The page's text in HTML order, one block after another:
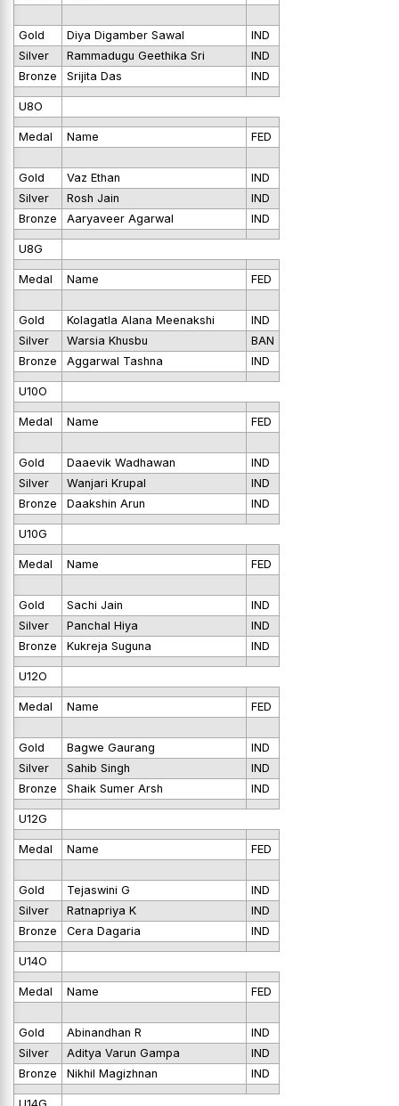
Gold Diya Digamber Sawal
IND
Silver
Rammadugu Geethika Sri
IND
Bronze
Srijita Das IND
U8O
Medal Name FED
Gold Vaz Ethan
IND
Silver
Rosh Jain
IND
Bronze
Aaryaveer Agarwal IND
U8G
Medal Name FED
Gold Kolagatla Alana Meenakshi
IND
Silver
Warsia Khusbu
BAN
Bronze
Aggarwal Tashna IND
U10O
Medal Name FED
Gold Daaevik Wadhawan
IND
Silver
Wanjari Krupal
IND
Bronze
Daakshin Arun IND
U10G
Medal Name FED
Gold Sachi Jain
IND
Silver
Panchal Hiya
IND
Bronze
Kukreja Suguna IND
U12O
Medal Name FED
Gold Bagwe Gaurang
IND
Silver
Sahib Singh
IND
Bronze
Shaik Sumer Arsh IND
U12G
Medal Name FED
Gold Tejaswini G
IND
Silver
Ratnapriya K
IND
Bronze
Cera Dagaria IND
U14O
Medal Name FED
Gold Abinandhan R
IND
Silver
Aditya Varun Gampa
IND
Bronze
Nikhil Magizhnan IND